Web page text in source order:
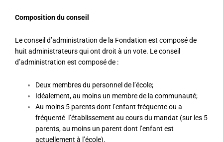
Composition du conseil
Le conseil d’administration de la Fondation est composé de
huit administrateurs qui ont droit à un vote. Le conseil
d’administration est composé de :
Deux membres du personnel de l’école;
Idéalement, au moins un membre de la communauté;
Au moins 5 parents dont l’enfant fréquente ou a
fréquenté l’établissement au cours du mandat (sur les 5
parents, au moins un parent dont l’enfant est
actuellement à l’école).